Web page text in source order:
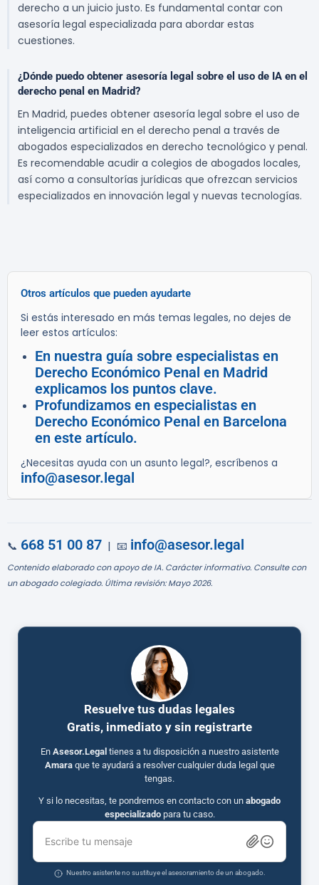
derecho a un juicio justo. Es fundamental contar con
asesoría legal especializada para abordar estas
cuestiones.
¿Dónde puedo obtener asesoría legal sobre el uso de IA en el
derecho penal en Madrid?
En Madrid, puedes obtener asesoría legal sobre el uso de
inteligencia artificial en el derecho penal a través de
abogados especializados en derecho tecnológico y penal.
Es recomendable acudir a colegios de abogados locales,
así como a consultorías jurídicas que ofrezcan servicios
especializados en innovación legal y nuevas tecnologías.
Otros artículos que pueden ayudarte
Si estás interesado en más temas legales, no dejes de
leer estos artículos:
En nuestra guía sobre especialistas en
Derecho Económico Penal en Madrid
explicamos los puntos clave.
Profundizamos en especialistas en
Derecho Económico Penal en Barcelona
en este artículo.
¿Necesitas ayuda con un asunto legal?, escríbenos a
info@asesor.legal
📞 668 51 00 87 | 📧 info@asesor.legal
Contenido elaborado con apoyo de IA. Carácter informativo. Consulte con
un abogado colegiado. Última revisión: Mayo 2026.
Resuelve tus dudas legales
Gratis, inmediato y sin registrarte
En Asesor.Legal tienes a tu disposición a nuestro asistente
Amaraque te ayudará a resolver cualquier duda legal que
tengas.
Y si lo necesitas, te pondremos en contacto con un abogado
especializadopara tu caso.
Escribe tu mensaje
Nuestro asistente no sustituye el asesoramiento de un abogado.